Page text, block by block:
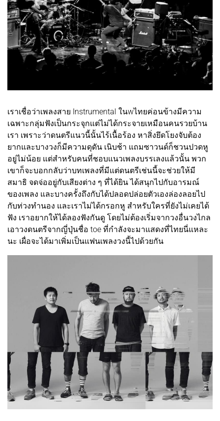
เราเชื่อว่าเพลงสาย Instrumental ในwไทยค่อนข้างมีความ
เฉพาะกลุ่มฟังเป็นกระจุกแต่ไม่ได้กระจายเหมือนคนรวยบ้าน
เรา เพราะว่าดนตรีแนวนี้นั้นไร้เนื้อร้อง หาสิ่งยึดโยงจับต้อง
ยากและบางวงก็มีความดุดัน เนิบช้า แถมซาวนด์ก็ชวนปวดหู
อยู่ไม่น้อย แต่สำหรับคนที่ชอบแนวเพลงบรรเลงแล้วนั้น พวก
เขาก็จะบอกกลับว่าบทเพลงที่มีแต่ดนตรีเช่นนี้จะช่วยให้มี
สมาธิ จดจ่ออยู่กับเสียงต่าง ๆ ที่ได้ยิน ได้สนุกไปกับอารมณ์
ของเพลง และบางครั้งถึงกับได้ปลอดปล่อยตัวเองล่องลอยไป
กับท่วงทำนอง และเราไม่ได้กรอกหู สำหรับใครที่ยังไม่เคยได้
ฟัง เราอยากให้ได้ลองฟังกันดู โดยไม่ต้องเริ่มจากวงอื่นวงไกล
เอาวงดนตรีจากญี่ปุ่นชื่อ toe ที่กำลังจะมาแสดงที่ไทยนี่แหละ
นะ เผื่อจะได้มาเพิ่มเป็นแฟนเพลงวงนี้ไปด้วยกัน